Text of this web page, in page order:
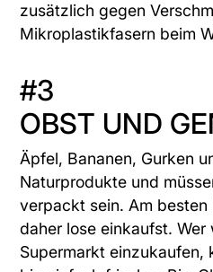
zusätzlich gegen
Mikroplastikfasern beim
#3
OBST UND
Äpfel, Bananen, Gurken
Naturprodukte und
verpackt sein. Am besten
daher lose einkaufst. Wer
Supermarkt